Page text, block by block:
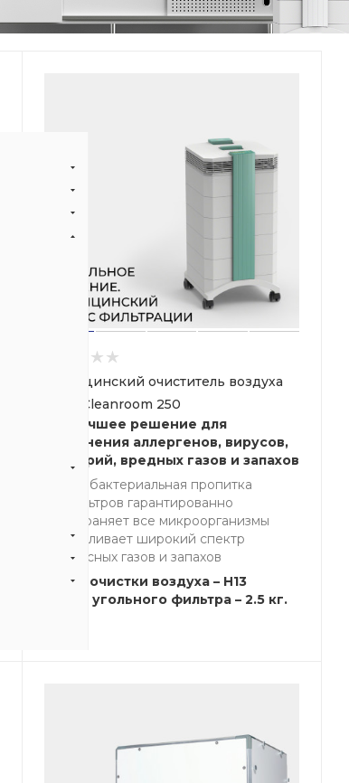
Медицинский очиститель воздуха
IQAir Cleanroom 250
Наилучшее решение для
устранения аллергенов, вирусов,
бактерий, вредных газов и запахов
Антибактериальная пропитка
фильтров гарантированно
устраняет все микроорганизмы
Улавливает широкий спектр
опасных газов и запахов
Класс очистки воздуха – H13
Масса угольного фильтра – 2.5 кг.